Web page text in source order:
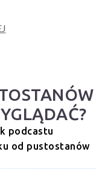
podcastu
od pustostanów